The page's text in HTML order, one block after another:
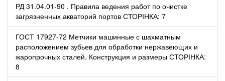
РД 31.04.01-90 . Правила ведения работ по очистке
загрязненных акваторий портов СТОРІНКА: 7
ГОСТ 17927-72 Метчики машинные с шахматным
расположением зубьев для обработки нержавеющих и
жаропрочных сталей. Конструкция и размеры СТОРІНКА:
8